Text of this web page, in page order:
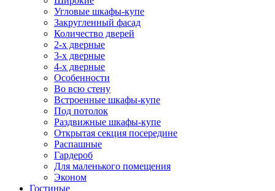
Угловые шкафы-купе
Закругленный фасад
Количество дверей
2-х дверные
3-х дверные
4-х дверные
Особенности
Во всю стену
Встроенные шкафы-купе
Под потолок
Раздвижные шкафы-купе
Открытая секция посередине
Распашные
Гардероб
Для маленького помещения
Эконом
Гостиные